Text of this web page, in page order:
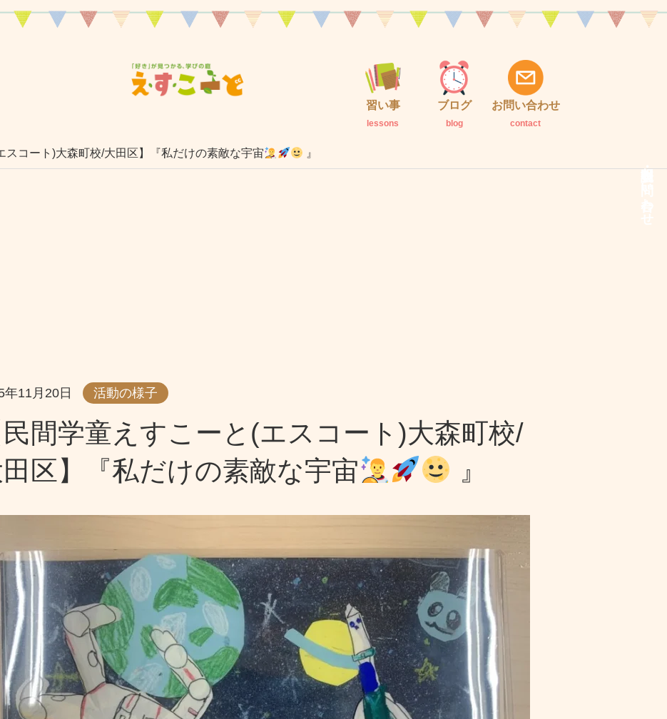
習い事
lessons
ブログ
blog
お問い合わせ
contact
説明会・お問い合わせ
スコート)大森町校/大田区】『私だけの素敵な宇宙 』
年11月20日 活動の様子
民間学童えすこーと(エスコート)大森町校/
区】『私だけの素敵な宇宙
』